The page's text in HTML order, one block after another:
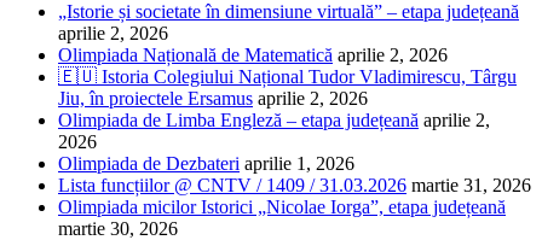
„Istorie și societate în dimensiune virtuală” – etapa județeană
aprilie 2, 2026
Olimpiada Națională de Matematică aprilie 2, 2026
🇪🇺 Istoria Colegiului Național Tudor Vladimirescu, Târgu
Jiu, în proiectele Ersamus aprilie 2, 2026
Olimpiada de Limba Engleză – etapa județeană aprilie 2,
2026
Olimpiada de Dezbateri aprilie 1, 2026
Lista funcțiilor @ CNTV / 1409 / 31.03.2026 martie 31, 2026
Olimpiada micilor Istorici „Nicolae Iorga”, etapa județeană
martie 30, 2026